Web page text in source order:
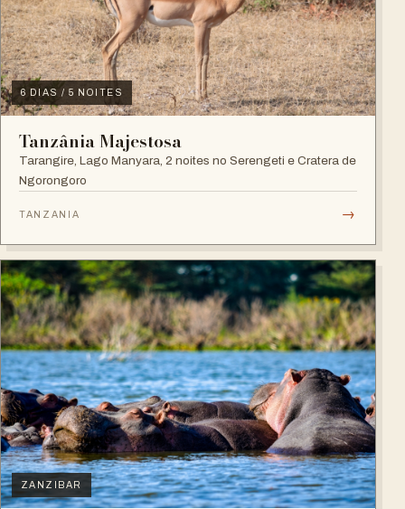
6 DIAS / 5 NOITES
Tanzânia Majestosa
Tarangire, Lago Manyara, 2 noites no Serengeti e Cratera de
Ngorongoro
TANZANIA →
ZANZIBAR